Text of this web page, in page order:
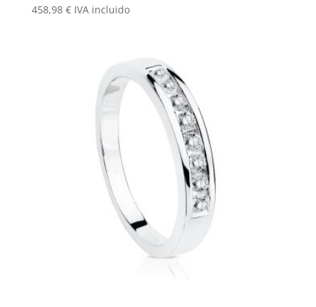
458,98 € IVA incluido